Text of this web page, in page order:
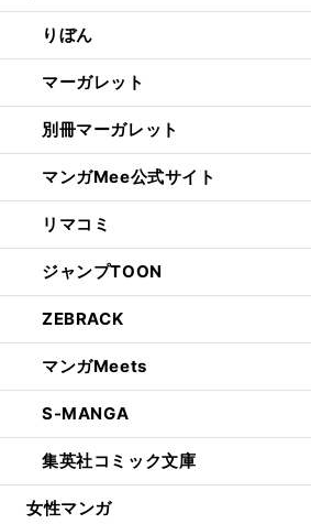
りぼん
マーガレット
別冊マーガレット
マンガMee公式サイト
リマコミ
ジャンプTOON
ZEBRACK
マンガMeets
S-MANGA
集英社コミック文庫
女性マンガ